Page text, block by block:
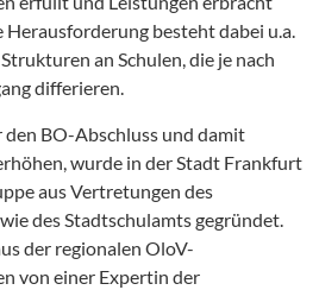
Herausforderung besteht dabei u.a.
an Schulen, die je nach
differieren.
den BO-Abschluss und damit
wurde in der Stadt Frankfurt
aus Vertretungen des
des Stadtschulamts gegründet.
der regionalen OloV-
von einer Expertin der